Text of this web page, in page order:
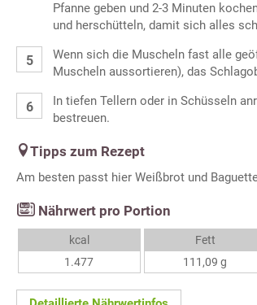
Pfanne geben und 2-3 Minuten
und herschütteln, damit sich alles
Wenn sich die Muscheln fast alle
Muscheln aussortieren), das
In tiefen Tellern oder in Schüsseln
bestreuen.
Tipps zum Rezept
Am besten passt hier Weißbrot und
Nährwert pro Portion
kcal
1.477
Fett
111,09 g